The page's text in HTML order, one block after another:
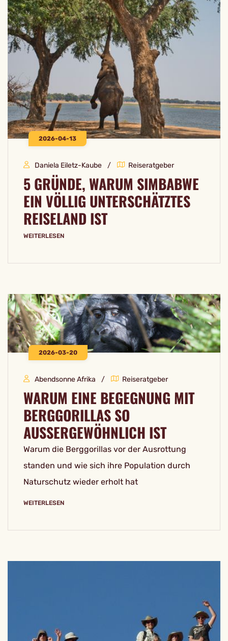
2026-04-13
Daniela Eiletz-Kaube Reiseratgeber
5 GRÜNDE, WARUM SIMBABWE
EIN VÖLLIG UNTERSCHÄTZTES
REISELAND IST
WEITERLESEN
2026-03-20
Abendsonne Afrika Reiseratgeber
WARUM EINE BEGEGNUNG MIT
BERGGORILLAS SO
AUSSERGEWÖHNLICH IST
Warum die Berggorillas vor der Ausrottung
standen und wie sich ihre Population durch
Naturschutz wieder erholt hat
WEITERLESEN